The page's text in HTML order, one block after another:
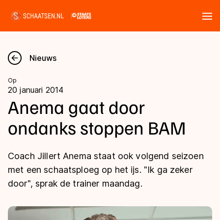
Nieuws
Kalender
Disciplines
Langebaan
Shorttrack
Uitslagen
Langebaan
Tijden & historie
Ranglijsten Langebaan
Nieuws
Op
20 januari 2014
Anema gaat door
ondanks stoppen BAM
Coach Jillert Anema staat ook volgend seizoen
met een schaatsploeg op het ijs. "Ik ga zeker
door", sprak de trainer maandag.